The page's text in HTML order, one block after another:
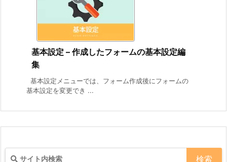
基本設定 – 作成したフォームの基本設定編
集
基本設定メニューでは、フォーム作成後にフォームの
基本設定を変更でき ...